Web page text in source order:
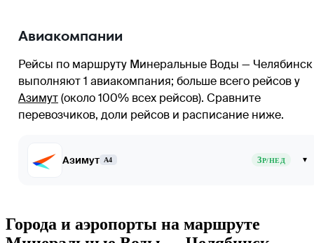
Авиакомпании
Рейсы по маршруту Минеральные Воды — Челябинск
выполняют 1 авиакомпания; больше всего рейсов у
Азимут(около 100% всех рейсов). Сравните
перевозчиков, доли рейсов и расписание ниже.
Азимут A4 3Р/НЕД ▾
Города и аэропорты на маршруте